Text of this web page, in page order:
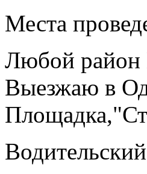
Места
Любой
Выезжаю в